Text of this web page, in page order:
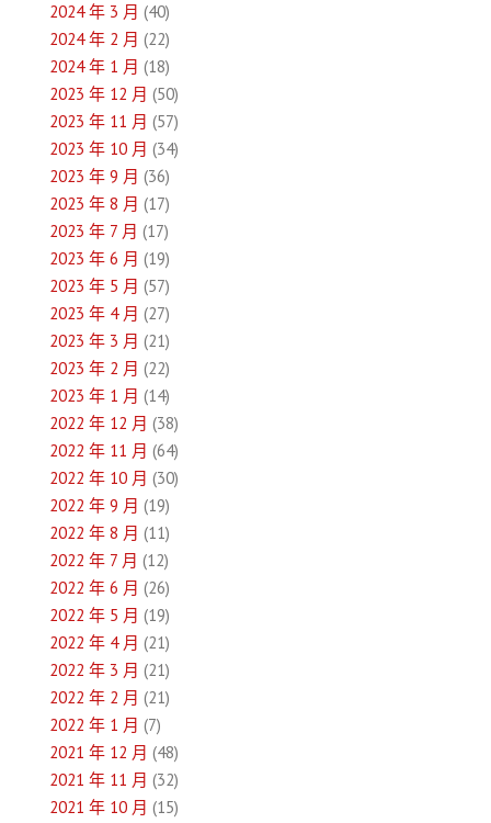
2024 年 3 月 (40)
2024 年 2 月 (22)
2024 年 1 月 (18)
2023 年 12 月 (50)
2023 年 11 月 (57)
2023 年 10 月 (34)
2023 年 9 月 (36)
2023 年 8 月 (17)
2023 年 7 月 (17)
2023 年 6 月 (19)
2023 年 5 月 (57)
2023 年 4 月 (27)
2023 年 3 月 (21)
2023 年 2 月 (22)
2023 年 1 月 (14)
2022 年 12 月 (38)
2022 年 11 月 (64)
2022 年 10 月 (30)
2022 年 9 月 (19)
2022 年 8 月 (11)
2022 年 7 月 (12)
2022 年 6 月 (26)
2022 年 5 月 (19)
2022 年 4 月 (21)
2022 年 3 月 (21)
2022 年 2 月 (21)
2022 年 1 月 (7)
2021 年 12 月 (48)
2021 年 11 月 (32)
2021 年 10 月 (15)